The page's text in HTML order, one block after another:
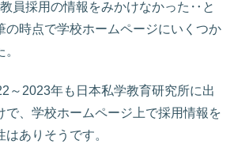
員採用の情報をみかけなかった‥と
の時点で学校ホームページにいくつか
～2023年も日本私学教育研究所に出
で、学校ホームページ上で採用情報を
ありそうです。